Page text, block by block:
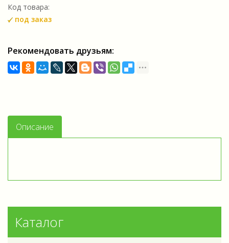
Код товара:
под заказ
Рекомендовать друзьям:
Описание
Каталог